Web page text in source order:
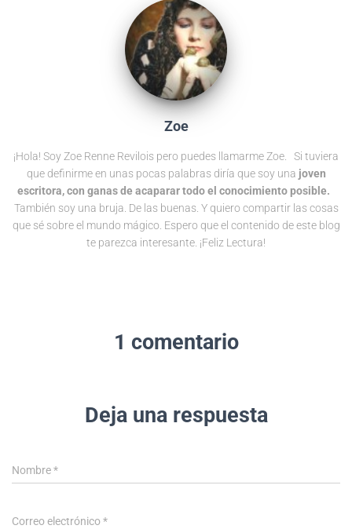
Zoe
¡Hola! Soy Zoe Renne Revilois pero puedes llamarme Zoe. Si tuviera
que definirme en unas pocas palabras diría que soy una joven
escritora, con ganas de acaparar todo el conocimiento posible.
También soy una bruja. De las buenas. Y quiero compartir las cosas
que sé sobre el mundo mágico. Espero que el contenido de este blog
te parezca interesante. ¡Feliz Lectura!
1 comentario
Deja una respuesta
Nombre*
Correo electrónico*